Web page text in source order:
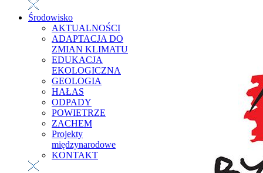
Środowisko
AKTUALNOŚCI
ADAPTACJA DO
ZMIAN KLIMATU
EDUKACJA
EKOLOGICZNA
GEOLOGIA
HAŁAS
ODPADY
POWIETRZE
ZACHEM
Projekty
międzynarodowe
KONTAKT